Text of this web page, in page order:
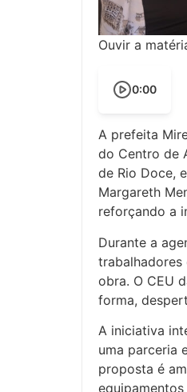
Ouvir a
0:00
A prefeita
do Centro de
de Rio Doce,
Margareth
reforçando a
Durante a
trabalhadores
obra. O CEU
forma,
A iniciativa
uma parceria
proposta é